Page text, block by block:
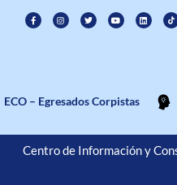
ECO – Egresados Corpistas
Centro de Información y